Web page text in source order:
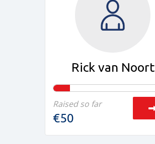
Rick van Noort
Raised so far
€50